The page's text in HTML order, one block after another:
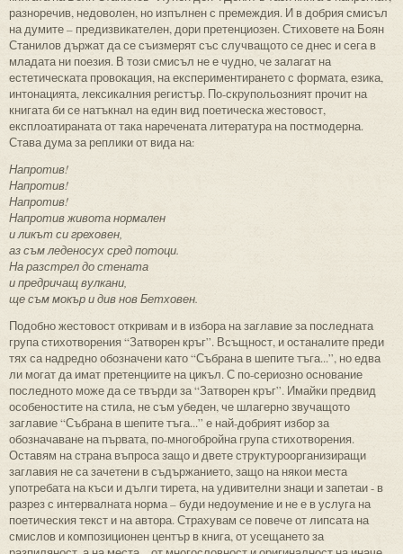
разноречив, недоволен, но изпълнен с премеждия. И в добрия смисъл
на думите – предизвикателен, дори претенциозен. Стиховете на Боян
Станилов държат да се съизмерят със случващото се днес и сега в
младата ни поезия. В този смисъл не е чудно, че залагат на
естетическата провокация, на експериментирането с формата, езика,
интонацията, лексикалния регистър. По-скрупольозният прочит на
книгата би се натъкнал на един вид поетическа жестовост,
експлоатираната от така наречената литература на постмодерна.
Става дума за реплики от вида на:
Напротив!
Напротив!
Напротив!
Напротив живота нормален
и ликът си греховен,
аз съм леденосух сред потоци.
На разстрел до стената
и предричащ вулкани,
ще съм мокър и див нов Бетховен.
Подобно жестовост откривам и в избора на заглавие за последната
група стихотворения “Затворен кръг”. Всъщност, и останалите преди
тях са надредно обозначени като “Събрана в шепите тъга...”, но едва
ли могат да имат претенциите на цикъл. С по-сериозно основание
последното може да се твърди за “Затворен кръг”. Имайки предвид
особеностите на стила, не съм убеден, че шлагерно звучащото
заглавие “Събрана в шепите тъга...” е най-добрият избор за
обозначаване на първата, по-многобройна група стихотворения.
Оставям на страна въпроса защо и двете структуроорганизиращи
заглавия не са зачетени в съдържанието, защо на някои места
употребата на къси и дълги тирета, на удивителни знаци и запетаи - в
разрез с интервалната норма – буди недоумение и не е в услуга на
поетическия текст и на автора. Страхувам се повече от липсата на
смислов и композиционен център в книга, от усещането за